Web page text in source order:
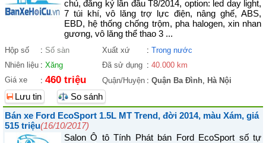
chủ, đăng ký lần đầu T8/2014, option: led day light,
7 túi khí, vô lăng trợ lực điện, nâng ghế, ABS,
EBD, hệ thống chống trộm, pha halogen, xin nhan
gương, vô lăng thể thao 3 ...
Hộp số : Số sàn Xuất xứ : Trong nước
Nhiên liệu : Xăng Đã sử dụng : 40.000 km
Giá xe
: 460 triệu Quận/Huyện : Quận Ba Đình, Hà Nội
Lưu tin
So sánh
Bán xe Ford EcoSport 1.5L MT Trend, đời 2014, màu Xám, giá
515 triệu(16/10/2017)
Salon Ô tô Tính Phát bán Ford EcoSport số tự